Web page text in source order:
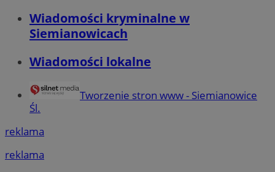
Wiadomości kryminalne w
Siemianowicach
Wiadomości lokalne
Tworzenie stron www - Siemianowice
Śl.
reklama
reklama